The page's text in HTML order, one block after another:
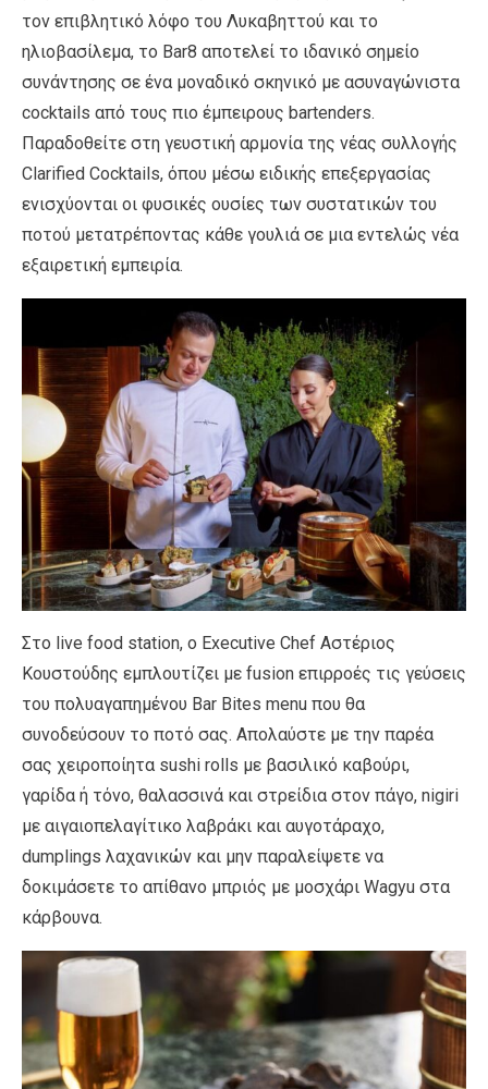
τον επιβλητικό λόφο του Λυκαβηττού και το
ηλιοβασίλεμα, το Bar8 αποτελεί το ιδανικό σημείο
συνάντησης σε ένα μοναδικό σκηνικό με ασυναγώνιστα
cocktails από τους πιο έμπειρους bartenders.
Παραδοθείτε στη γευστική αρμονία της νέας συλλογής
Clarified Cocktails, όπου μέσω ειδικής επεξεργασίας
ενισχύονται οι φυσικές ουσίες των συστατικών του
ποτού μετατρέποντας κάθε γουλιά σε μια εντελώς νέα
εξαιρετική εμπειρία.
Στο live food station, ο Executive Chef Αστέριος
Κουστούδης εμπλουτίζει με fusion επιρροές τις γεύσεις
του πολυαγαπημένου Bar Bites menu που θα
συνοδεύσουν το ποτό σας. Απολαύστε με την παρέα
σας χειροποίητα sushi rolls με βασιλικό καβούρι,
γαρίδα ή τόνο, θαλασσινά και στρείδια στον πάγο, nigiri
με αιγαιοπελαγίτικο λαβράκι και αυγοτάραχο,
dumplings λαχανικών και μην παραλείψετε να
δοκιμάσετε το απίθανο μπριός με μοσχάρι Wagyu στα
κάρβουνα.